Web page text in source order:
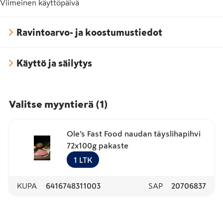
Viimeinen käyttöpäivä
Ravintoarvo- ja koostumustiedot
Käyttö ja säilytys
Valitse myyntierä (1 )
Ole’s Fast Food naudan täyslihapihvi
72x100g pakaste
1 LTK
KUPA 6416748311003 SAP 20706837